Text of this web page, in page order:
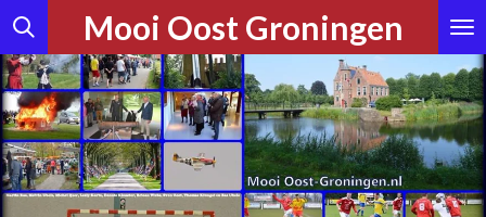
Ga
direct
naar
de
hoofdinhoud
Mooi Oost Groningen